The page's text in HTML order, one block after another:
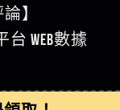
多元化行銷是
麼辦 本文教
& Love是不是詐
Family & Love是
是詐騙平台
人中【免費
元盈橋是不是
的錢怎麼辦
利用新
M.L.Edge是不
無法出
割國人中【免
嗎 Robinhood是
中【免費討回
教你如何拿回
是不是詐騙
騙手法 （受害
會員～～
毀謗欸哈哈哈